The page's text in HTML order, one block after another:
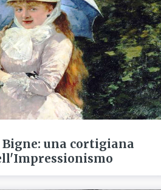
Bigne: una cortigiana